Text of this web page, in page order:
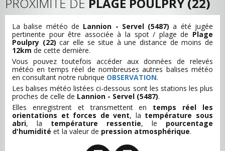
La balise météo de Lannion - Servel (5487) a été jugée
pertinente pour être associée à la spot / plage de Plage
Poulpry (22) car elle se situe à une distance de moins de
12km de cette dernière.
Vous pouvez toutefois accéder aux données de relevés
météo en temps réel de nombreuses autres balises météo
en consultant notre rubrique OBSERVATION.
Les balises météo listées ci-dessous sont les stations les plus
proches de celle de Lannion - Servel (5487).
Elles enregistrent et transmettent en temps réel les
orientations et forces de vent, la température sous
abri, la température ressentie, le pourcentage
d'humidité et la valeur de pression atmosphérique.